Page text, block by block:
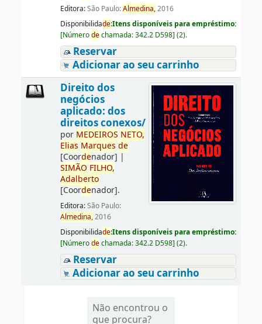
Editora:São Paulo:Almedina,2016
Disponibilidade:Itens disponíveis para empréstimo:
[Númerodechamada:342.2 D598] (2).
Reservar
Adicionar ao seu carrinho
Direito dos
negócios
aplicado: dos
direitos conexos/
por MEDEIROS NETO,
Elias Marques de
[Coordenador] |
SIMÃO FILHO,
Adalberto
[Coordenador].
Editora:São Paulo:
Almedina,2016
Disponibilidade:Itens disponíveis para empréstimo:
[Númerodechamada:342.2 D598] (2).
Reservar
Adicionar ao seu carrinho
Não encontrou o
que procura?